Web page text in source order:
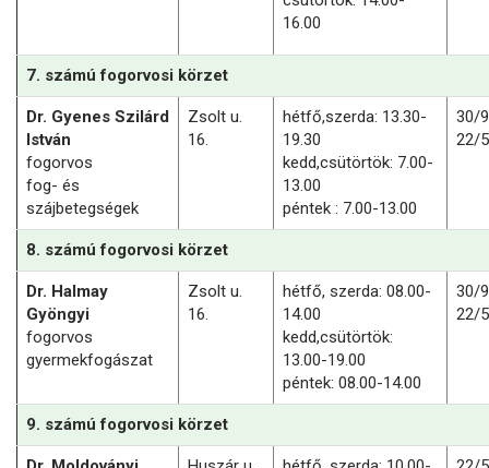
16.00
7. számú fogorvosi körzet
Dr. Gyenes Szilárd
István
fogorvos
fog- és
szájbetegségek
Zsolt u.
16.
hétfő,szerda: 13.30-
19.30
kedd,csütörtök: 7.00-
13.00
péntek : 7.00-13.00
30/
22/
8. számú fogorvosi körzet
Dr. Halmay
Gyöngyi
fogorvos
gyermekfogászat
Zsolt u.
16.
hétfő, szerda: 08.00-
14.00
kedd,csütörtök:
13.00-19.00
péntek: 08.00-14.00
30/
22/
9. számú fogorvosi körzet